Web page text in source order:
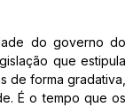
do governo do
que estipula
de forma gradativa,
É o tempo que os